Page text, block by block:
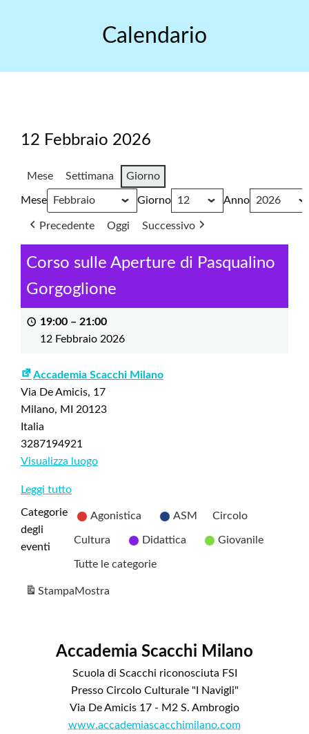
Calendario
12 Febbraio 2026
Mese Settimana Giorno
Mese Giorno Anno
Precedente Oggi Successivo
Corso sulle Aperture di Pasqualino
Gorgoglione
19:00 – 21:00
12 Febbraio 2026
Accademia Scacchi Milano
Via De Amicis, 17
Milano, MI
20123
Italia
3287194921
Visualizza luogo
Leggi tutto
Categorie
degli
eventi
Agonistica ASM Circolo
Cultura Didattica Giovanile
Tutte le categorie
StampaMostra
Accademia Scacchi Milano
Scuola di Scacchi riconosciuta FSI
Presso Circolo Culturale "I Navigli"
Via De Amicis 17 - M2 S. Ambrogio
www.accademiascacchimilano.com